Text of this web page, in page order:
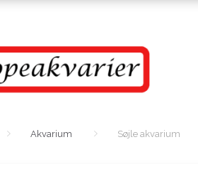
Akvarium Søjle akvarium